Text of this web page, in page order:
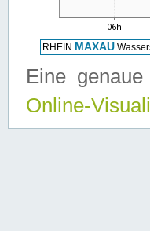
Eine
Online-